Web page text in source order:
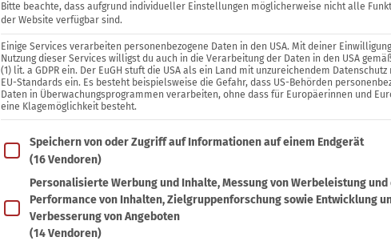
Bitte beachte, dass aufgrund individueller Einstellungen möglicherweise nicht alle
der Website verfügbar sind.
Einige Services verarbeiten personenbezogene Daten in den USA. Mit deiner
Nutzung dieser Services willigst du auch in die Verarbeitung der Daten in den USA
(1) lit. a GDPR ein. Der EuGH stuft die USA als ein Land mit unzureichendem Datenschutz
EU-Standards ein. Es besteht beispielsweise die Gefahr, dass US-Behörden
Daten in Überwachungsprogrammen verarbeiten, ohne dass für Europäerinnen und
eine Klagemöglichkeit besteht.
Im Folgenden findest du eine Liste der Zwecke des IAB
Speichern von oder Zugriff auf Informationen auf einem Endgerät
(16 Vendoren)
Personalisierte Werbung und Inhalte, Messung von Werbeleistung und
Performance von Inhalten, Zielgruppenforschung sowie Entwicklung
Verbesserung von Angeboten
(14 Vendoren)